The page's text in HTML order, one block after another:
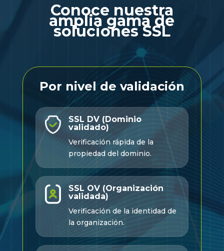
Conoce nuestra
amplia gama de
soluciones SSL
Por nivel de validación
SSL DV (Dominio
validado)
Verificación rápida de la
propiedad del dominio.
SSL OV (Organización
validada)
Verificación de la identidad de
la organización.